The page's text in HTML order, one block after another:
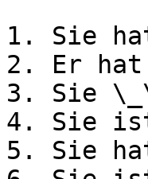
1. Sie
2. Er
3. Sie
4. Sie
5. Sie